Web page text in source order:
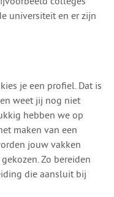
universiteit en er zijn
je een profiel. Dat is
weet jij nog niet
hebben we op
maken van een
jouw vakken
Zo bereiden
die aansluit bij